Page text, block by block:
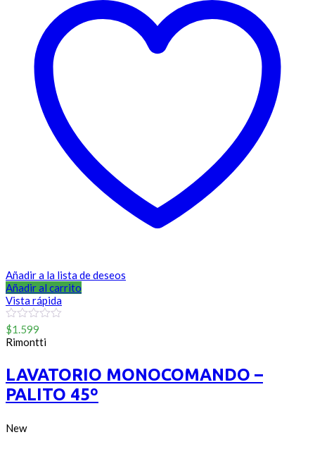
Añadir a la lista de deseos
Añadir al carrito
Vista rápida
0
out
of
$1.599
Rimontti
LAVATORIO MONOCOMANDO –
PALITO 45º
New